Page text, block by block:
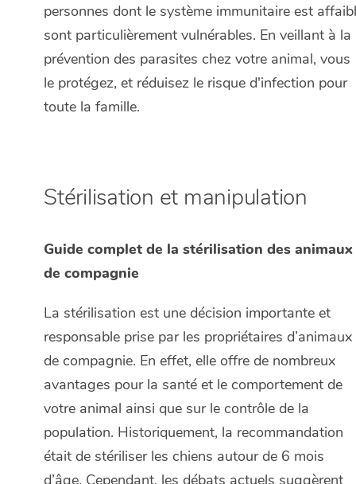
personnes dont le système immunitaire est
sont particulièrement vulnérables. En veillant à la
prévention des parasites chez votre animal, vous
le protégez, et réduisez le risque d'infection pour
toute la famille.
Stérilisation et manipulation
Guide complet de la stérilisation des animaux
de compagnie
La stérilisation est une décision importante et
responsable prise par les propriétaires d’animaux
de compagnie. En effet, elle offre de nombreux
avantages pour la santé et le comportement de
votre animal ainsi que sur le contrôle de la
population. Historiquement, la recommandation
était de stériliser les chiens autour de 6 mois
d’âge. Cependant, les débats actuels suggèrent